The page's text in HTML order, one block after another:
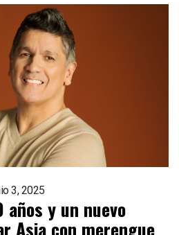
3, 2025
años y un nuevo
Asia con merengue